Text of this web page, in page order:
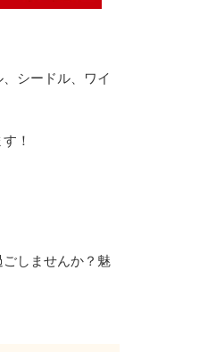
シードル、ワイ
！
しませんか？魅